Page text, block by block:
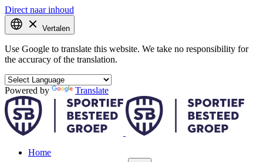
Direct naar inhoud
Vertalen
Use Google to translate this website. We take no responsibility for
the accuracy of the translation.
Powered by Translate
Home